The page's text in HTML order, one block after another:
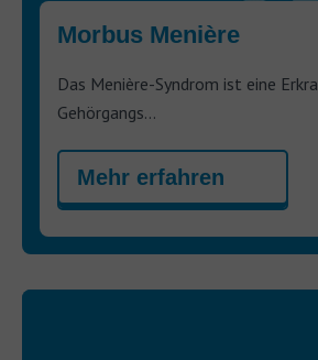
Morbus Menière
Das Menière-Syndrom ist eine
Gehörgangs...
Mehr erfahren